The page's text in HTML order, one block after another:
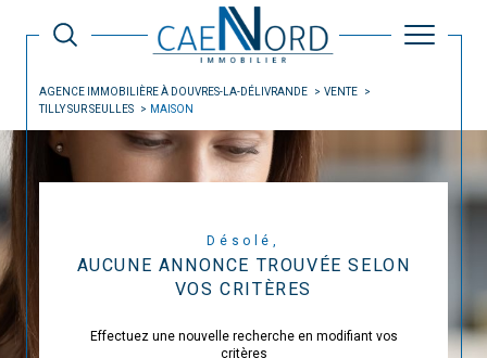
AGENCE IMMOBILIÈRE À DOUVRES-LA-DÉLIVRANDE
VENTE
TILLY SUR SEULLES
MAISON
Désolé,
AUCUNE ANNONCE TROUVÉE SELON
VOS CRITÈRES
Effectuez une nouvelle recherche en modifiant vos
critères